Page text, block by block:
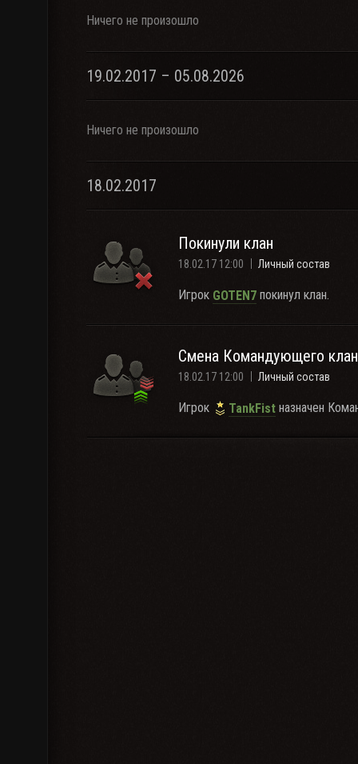
Ничего не произошло
19.02.2017 – 05.08.2026
Ничего не произошло
18.02.2017
Покинули клан
18.02.17 12:00 Личный состав
Игрок GOTEN7 покинул клан.
Смена Командующего
18.02.17 12:00 Личный состав
Игрок TankFist назначен